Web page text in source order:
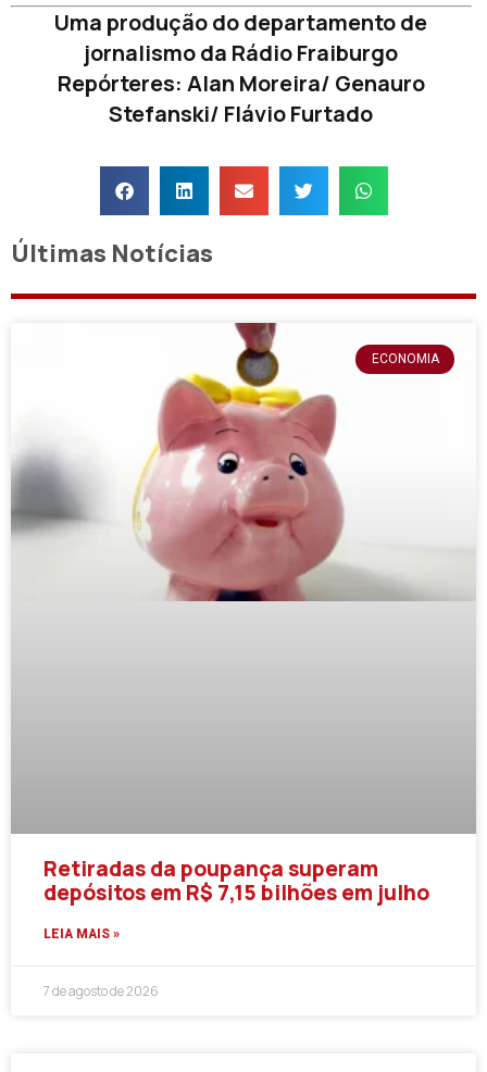
Uma produção do departamento de
jornalismo da Rádio Fraiburgo
Repórteres: Alan Moreira/ Genauro
Stefanski/ Flávio Furtado
Últimas Notícias
ECONOMIA
Retiradas da poupança superam
depósitos em R$ 7,15 bilhões em julho
LEIA MAIS »
7 de agosto de 2026